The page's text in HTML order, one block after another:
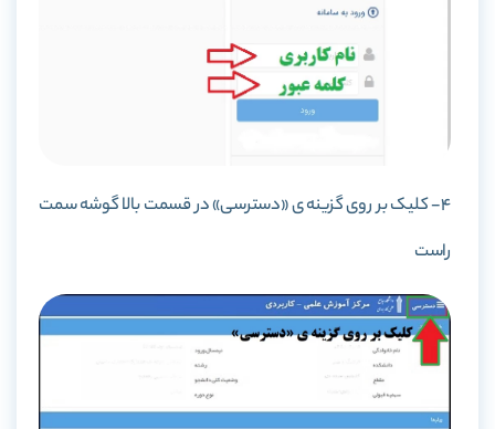
4- کلیک بر روی گزینه ی «دسترسی» در قسمت بالا گوشه سمت
راست